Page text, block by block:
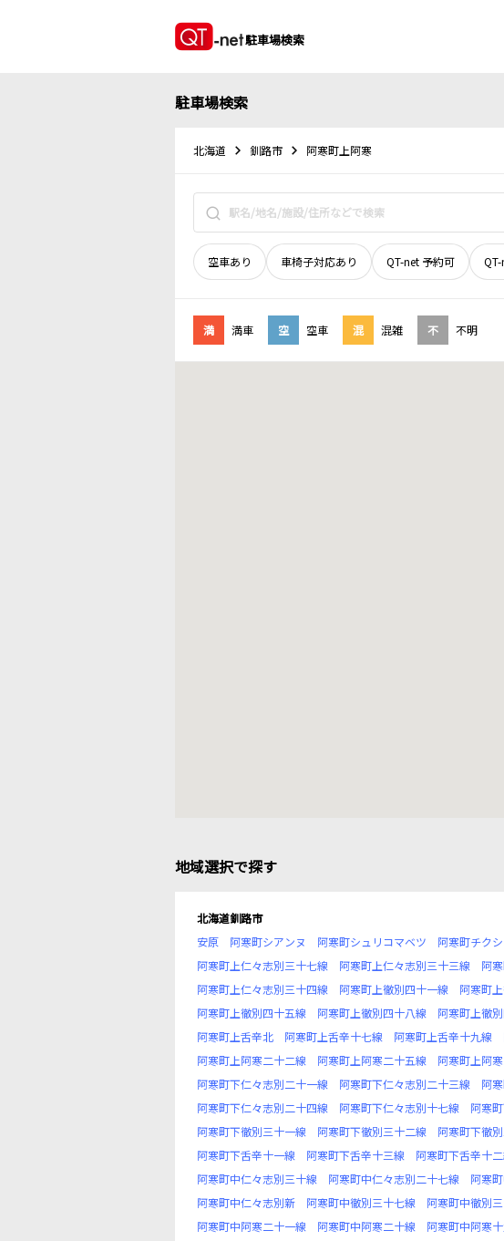
駐車場検索
駐車場検索
北海道 釧路市 阿寒町上阿寒
空車あり 車椅子対応あり QT-net 予約可
満 満車 空 空車 混 混雑 不 不明
地域選択で探す
北海道釧路市
安原
阿寒町シアンヌ 阿寒町シュリコマベツ 阿寒町チク
阿寒町上仁々志別三十七線
阿寒町上仁々志別三十三線 阿
阿寒町上仁々志別三十四線
阿寒町上徹別四十一線 阿寒町
阿寒町上徹別四十五線
阿寒町上徹別四十八線 阿寒町上徹
阿寒町上舌辛北
阿寒町上舌辛十七線 阿寒町上舌辛十九線
阿寒町上阿寒二十二線
阿寒町上阿寒二十五線 阿寒町上阿
阿寒町下仁々志別二十一線
阿寒町下仁々志別二十三線 阿
阿寒町下仁々志別二十四線
阿寒町下仁々志別十七線 阿寒
阿寒町下徹別三十一線
阿寒町下徹別三十二線 阿寒町下徹
阿寒町下舌辛十一線
阿寒町下舌辛十三線 阿寒町下舌辛十
阿寒町中仁々志別三十線
阿寒町中仁々志別二十七線 阿寒
阿寒町中仁々志別新
阿寒町中徹別三十七線 阿寒町中徹別
阿寒町中阿寒二十一線
阿寒町中阿寒二十線 阿寒町中阿寒